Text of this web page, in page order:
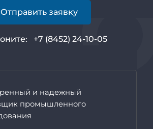
Отправить заявку
+7 (8452) 24-10-05
и надежный
промышленного